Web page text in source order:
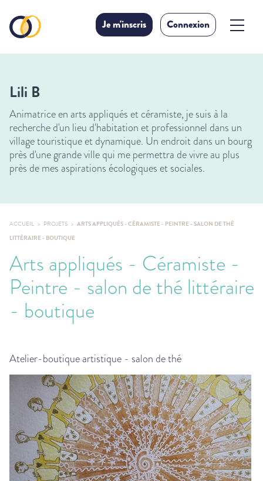
Je m'inscris Connexion
Lili B
Animatrice en arts appliqués et céramiste, je suis à la
recherche d'un lieu d'habitation et professionnel dans un
village touristique et dynamique. Un endroit dans un bourg
près d'une grande ville qui me permettra de vivre au plus
près de mes aspirations écologiques et sociales.
ACCUEIL PROJETS
ARTS APPLIQUÉS - CÉRAMISTE - PEINTRE - SALON DE THÉ
LITTÉRAIRE - BOUTIQUE
Arts appliqués - Céramiste -
Peintre - salon de thé littéraire
- boutique
Atelier-boutique artistique - salon de thé